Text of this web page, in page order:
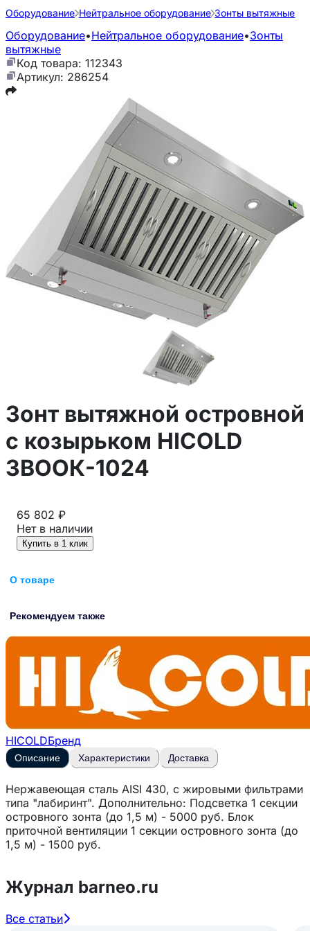
Оборудование Нейтральное оборудование Зонты вытяжные
Оборудование•Нейтральное оборудование•Зонты
вытяжные
Код товара: 112343
Артикул: 286254
Зонт вытяжной островной
с козырьком HICOLD
ЗВООК-1024
65 802 ₽
Нет в наличии
Купить в 1 клик
О товаре
Рекомендуем также
HICOLDБренд
Описание Характеристики Доставка
Нержавеющая сталь AISI 430, с жировыми фильтрами
типа "лабиринт". Дополнительно: Подсветка 1 секции
островного зонта (до 1,5 м) - 5000 руб. Блок
приточной вентиляции 1 секции островного зонта (до
1,5 м) - 1500 руб.
Журнал barneo.ru
Все статьи